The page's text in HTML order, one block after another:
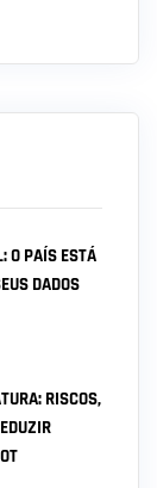
O PAÍS ESTÁ
DADOS
RISCOS,